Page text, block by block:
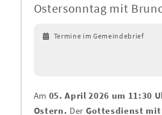
Ostersonntag mit
Termine im Gemeindebrief
Am 05. April 2026 um 11:30
Ostern. Der Gottesdienst